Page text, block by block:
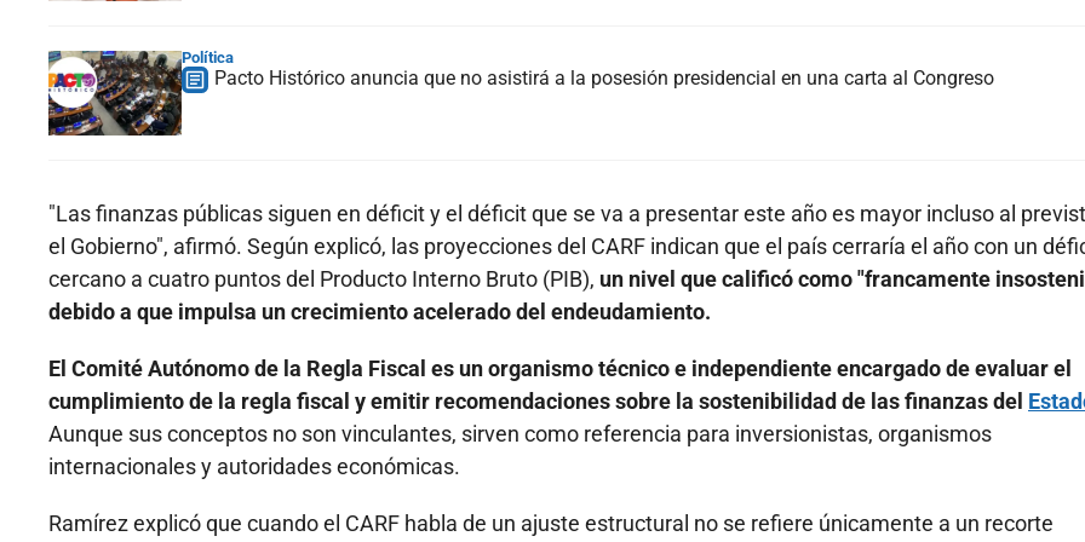
Política
Pacto Histórico anuncia que no asistirá a la posesión presidencial en una carta al Congreso
"Las finanzas públicas siguen en déficit y el déficit que se va a presentar este año es mayor incluso al
el Gobierno", afirmó. Según explicó, las proyecciones del CARF indican que el país cerraría el año con un
cercano a cuatro puntos del Producto Interno Bruto (PIB), un nivel que calificó como "francamente
debido a que impulsa un crecimiento acelerado del endeudamiento.
El Comité Autónomo de la Regla Fiscal es un organismo técnico e independiente encargado de evaluar el
cumplimiento de la regla fiscal y emitir recomendaciones sobre la sostenibilidad de las finanzas del
Aunque sus conceptos no son vinculantes, sirven como referencia para inversionistas, organismos
internacionales y autoridades económicas.
Ramírez explicó que cuando el CARF habla de un ajuste estructural no se refiere únicamente a un recorte